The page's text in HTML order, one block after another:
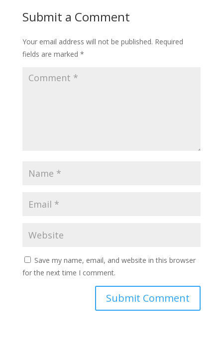
Submit a Comment
Your email address will not be published. Required
fields are marked *
Save my name, email, and website in this browser
for the next time I comment.